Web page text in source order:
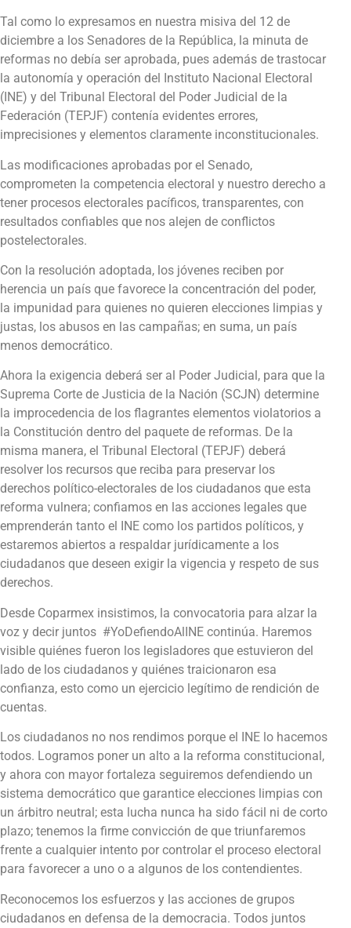
Tal como lo expresamos en nuestra misiva del 12 de
diciembre a los Senadores de la República, la minuta de
reformas no debía ser aprobada, pues además de trastocar
la autonomía y operación del Instituto Nacional Electoral
(INE) y del Tribunal Electoral del Poder Judicial de la
Federación (TEPJF) contenía evidentes errores,
imprecisiones y elementos claramente inconstitucionales.
Las modificaciones aprobadas por el Senado,
comprometen la competencia electoral y nuestro derecho a
tener procesos electorales pacíficos, transparentes, con
resultados confiables que nos alejen de conflictos
postelectorales.
Con la resolución adoptada, los jóvenes reciben por
herencia un país que favorece la concentración del poder,
la impunidad para quienes no quieren elecciones limpias y
justas, los abusos en las campañas; en suma, un país
menos democrático.
Ahora la exigencia deberá ser al Poder Judicial, para que la
Suprema Corte de Justicia de la Nación (SCJN) determine
la improcedencia de los flagrantes elementos violatorios a
la Constitución dentro del paquete de reformas. De la
misma manera, el Tribunal Electoral (TEPJF) deberá
resolver los recursos que reciba para preservar los
derechos político-electorales de los ciudadanos que esta
reforma vulnera; confiamos en las acciones legales que
emprenderán tanto el INE como los partidos políticos, y
estaremos abiertos a respaldar jurídicamente a los
ciudadanos que deseen exigir la vigencia y respeto de sus
derechos.
Desde Coparmex insistimos, la convocatoria para alzar la
voz y decir juntos #YoDefiendoAlINE continúa. Haremos
visible quiénes fueron los legisladores que estuvieron del
lado de los ciudadanos y quiénes traicionaron esa
confianza, esto como un ejercicio legítimo de rendición de
cuentas.
Los ciudadanos no nos rendimos porque el INE lo hacemos
todos. Logramos poner un alto a la reforma constitucional,
y ahora con mayor fortaleza seguiremos defendiendo un
sistema democrático que garantice elecciones limpias con
un árbitro neutral; esta lucha nunca ha sido fácil ni de corto
plazo; tenemos la firme convicción de que triunfaremos
frente a cualquier intento por controlar el proceso electoral
para favorecer a uno o a algunos de los contendientes.
Reconocemos los esfuerzos y las acciones de grupos
ciudadanos en defensa de la democracia. Todos juntos